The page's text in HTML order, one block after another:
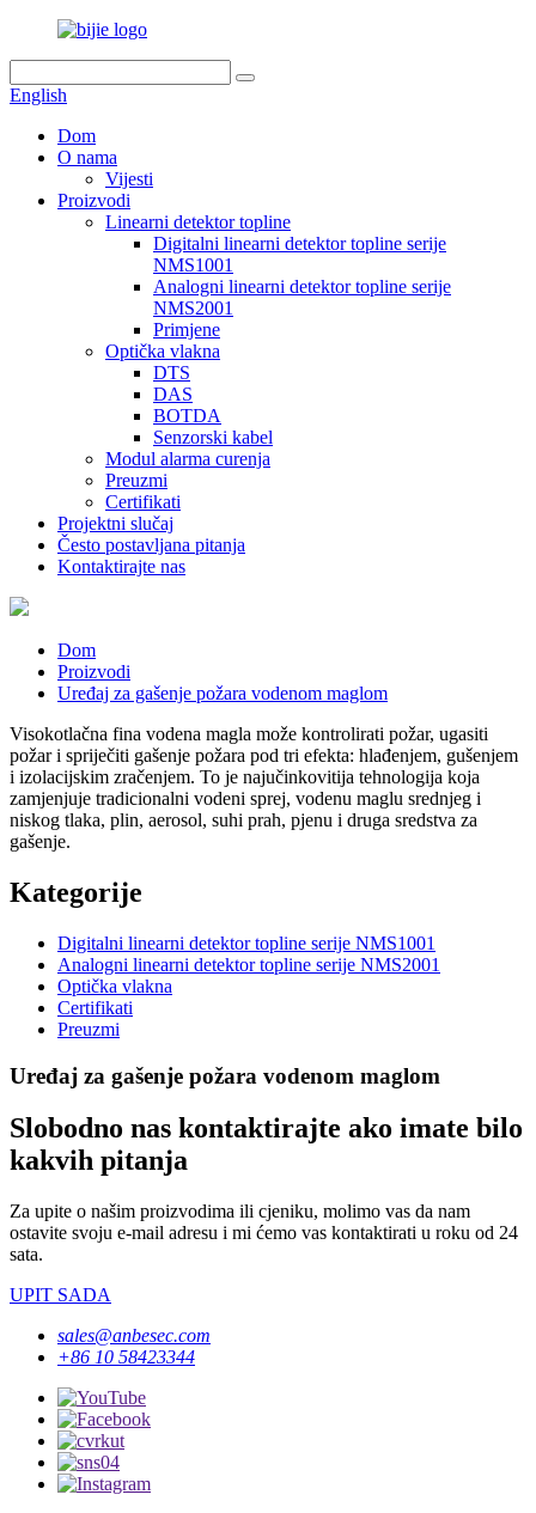
English
Dom
O nama
Vijesti
Proizvodi
Linearni detektor topline
Digitalni linearni detektor topline serije
NMS1001
Analogni linearni detektor topline serije
NMS2001
Primjene
Optička vlakna
DTS
DAS
BOTDA
Senzorski kabel
Modul alarma curenja
Preuzmi
Certifikati
Projektni slučaj
Često postavljana pitanja
Kontaktirajte nas
Dom
Proizvodi
Uređaj za gašenje požara vodenom maglom
Visokotlačna fina vodena magla može kontrolirati požar, ugasiti
požar i spriječiti gašenje požara pod tri efekta: hlađenjem, gušenjem
i izolacijskim zračenjem. To je najučinkovitija tehnologija koja
zamjenjuje tradicionalni vodeni sprej, vodenu maglu srednjeg i
niskog tlaka, plin, aerosol, suhi prah, pjenu i druga sredstva za
gašenje.
Kategorije
Digitalni linearni detektor topline serije NMS1001
Analogni linearni detektor topline serije NMS2001
Optička vlakna
Certifikati
Preuzmi
Uređaj za gašenje požara vodenom maglom
Slobodno nas kontaktirajte ako imate bilo
kakvih pitanja
Za upite o našim proizvodima ili cjeniku, molimo vas da nam
ostavite svoju e-mail adresu i mi ćemo vas kontaktirati u roku od 24
sata.
UPIT SADA
sales@anbesec.com
+86 10 58423344